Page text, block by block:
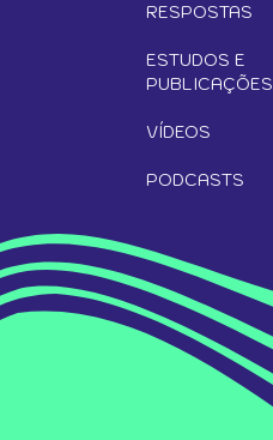
RESPOSTAS
ESTUDOS E
PUBLICAÇÕES
VÍDEOS
PODCASTS